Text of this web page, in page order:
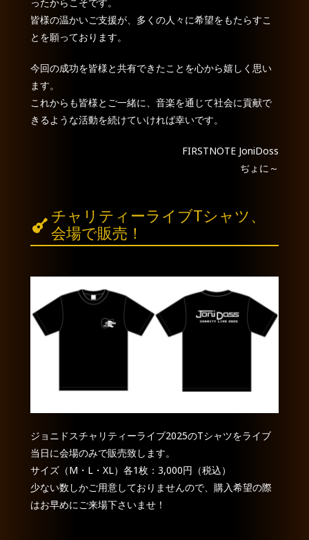
皆様の温かいご支援が、多くの人々に希望をもたらすこ
とを願っております。
今回の成功を皆様と共有できたことを心から嬉しく思い
ます。
これからも皆様とご一緒に、音楽を通じて社会に貢献で
きるような活動を続けていければ幸いです。
FIRSTNOTE JoniDoss
ぢょに～
チャリティーライブTシャツ、
会場で販売！
ジョニドスチャリティーライブ2025のTシャツをライブ
当日に会場のみで販売致します。
サイズ（M・L・XL）各1枚：3,000円（税込）
少ない数しかご用意しておりませんので、購入希望の際
はお早めにご来場下さいませ！